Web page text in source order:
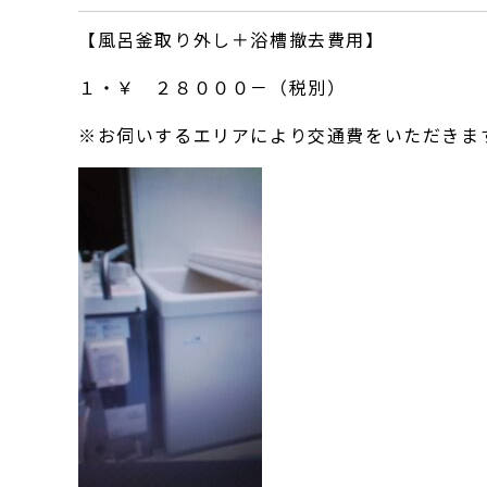
【風呂釜取り外し＋浴槽撤去費用】
１・￥ ２８０００－（税別）
※お伺いするエリアにより交通費をいただきま